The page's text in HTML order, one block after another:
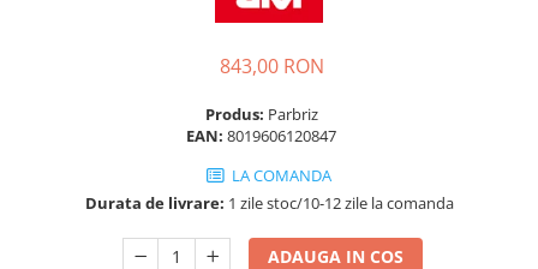
843,00 RON
Produs: Parbriz
EAN: 8019606120847
LA COMANDA
Durata de livrare: 1 zile stoc/10-12 zile la comanda
ADAUGA IN COS